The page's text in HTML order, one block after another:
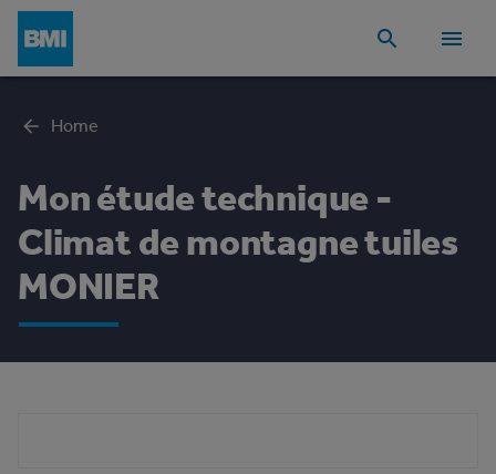
Home
Mon étude technique -
Climat de montagne tuiles
MONIER